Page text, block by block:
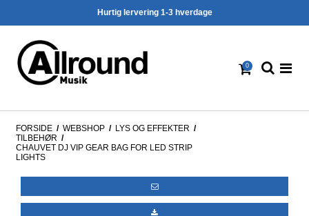
Hurtig lervering 1-3 hverdage
0
FORSIDE / WEBSHOP / LYS OG EFFEKTER /
TILBEHØR /
CHAUVET DJ VIP GEAR BAG FOR LED STRIP
LIGHTS